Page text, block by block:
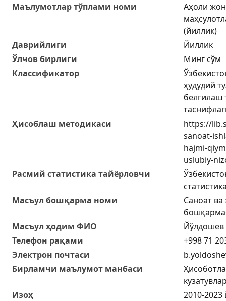
Маълумотлар тўплами номи
Аҳоли
(йиллик)
Даврийлиги
Йиллик
Ўлчов бирлиги
Минг сўм
Классификатор
ҳудудий
белгилаш
Ҳисоблаш методикаси
https://
sanoat-
hajmi-
uslubiy-
Расмий статистика тайёрловчи
Масъул бошқарма номи
Саноат ва
Масъул ҳодим ФИО
Йўлдошев
Телефон рақами
+998 71
Электрон почтаси
Бирламчи маълумот манбаси
Изоҳ
2010-2023